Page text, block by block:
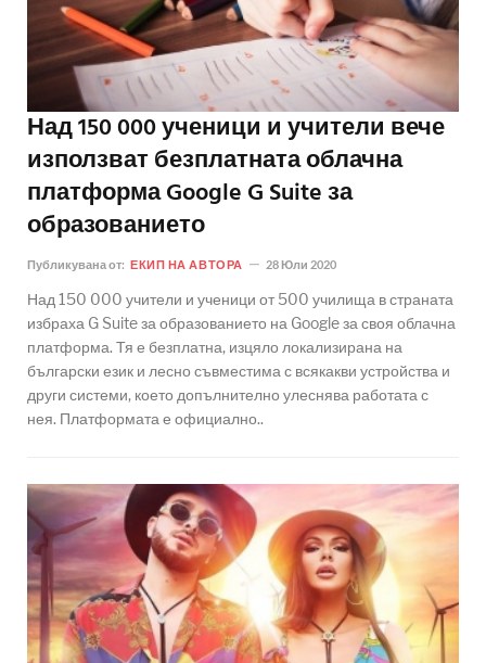
Над 150 000 ученици и учители вече
използват безплатната облачна
платформа Google G Suite за
образованието
Публикувана от: ЕКИП НА АВТОРА 28 Юли 2020
Над 150 000 учители и ученици от 500 училища в страната
избраха G Suite за образованието на Google за своя облачна
платформа. Тя е безплатна, изцяло локализирана на
български език и лесно съвместима с всякакви устройства и
други системи, което допълнително улеснява работата с
нея. Платформата е официално..